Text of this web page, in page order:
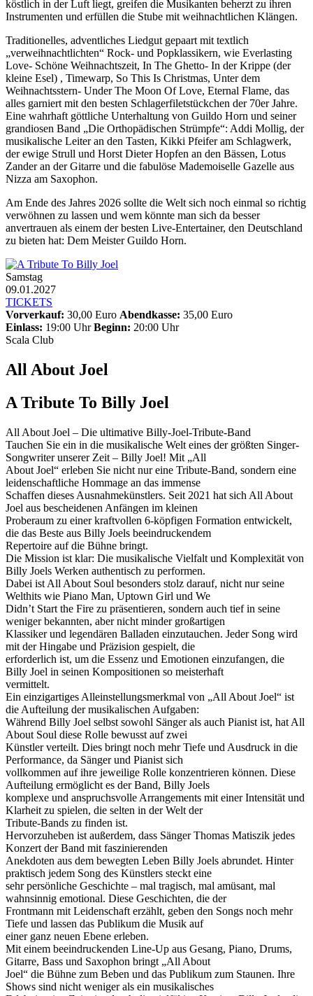
köstlich in der Luft liegt, greifen die Musikanten beherzt zu ihren
Instrumenten und erfüllen die Stube mit weihnachtlichen Klängen.
Traditionelles, adventliches Liedgut gepaart mit textlich
„verweihnachtlichten“ Rock- und Popklassikern, wie Everlasting
Love- Schöne Weihnachtszeit, In The Ghetto- In der Krippe (der
kleine Esel) , Timewarp, So This Is Christmas, Unter dem
Weihnachtsstern- Under The Moon Of Love, Eternal Flame, das
alles garniert mit den besten Schlagerfiletstückchen der 70er Jahre.
Eine wahrhaft göttliche Unterhaltung von Guildo Horn und seiner
grandiosen Band „Die Orthopädischen Strümpfe“: Addi Mollig, der
musikalische Leiter an den Tasten, Kikki Pfeifer am Schlagwerk,
der ewige Strull und Horst Dieter Hopfen an den Bässen, Lotus
Zander an der Gitarre und die fabulöse Mademoiselle Gazelle aus
Nizza am Saxophon.
Am Ende des Jahres 2026 sollte die Welt sich noch einmal so richtig
verwöhnen zu lassen und wem könnte man sich da besser
anvertrauen als einem der besten Live-Entertainer, den Deutschland
zu bieten hat: Dem Meister Guildo Horn.
Samstag
09.01.2027
TICKETS
Vorverkauf: 30,00 Euro Abendkasse: 35,00 Euro
Einlass: 19:00 UhrBeginn: 20:00 Uhr
Scala Club
All About Joel
A Tribute To Billy Joel
All About Joel – Die ultimative Billy-Joel-Tribute-Band
Tauchen Sie ein in die musikalische Welt eines der größten Singer-
Songwriter unserer Zeit – Billy Joel! Mit „All
About Joel“ erleben Sie nicht nur eine Tribute-Band, sondern eine
leidenschaftliche Hommage an das immense
Schaffen dieses Ausnahmekünstlers. Seit 2021 hat sich All About
Joel aus bescheidenen Anfängen im kleinen
Proberaum zu einer kraftvollen 6-köpfigen Formation entwickelt,
die das Beste aus Billy Joels beeindruckendem
Repertoire auf die Bühne bringt.
Die Mission ist klar: Die musikalische Vielfalt und Komplexität von
Billy Joels Werken authentisch zu performen.
Dabei ist All About Soul besonders stolz darauf, nicht nur seine
Welthits wie Piano Man, Uptown Girl und We
Didn’t Start the Fire zu präsentieren, sondern auch tief in seine
weniger bekannten, aber nicht minder großartigen
Klassiker und legendären Balladen einzutauchen. Jeder Song wird
mit der Hingabe und Präzision gespielt, die
erforderlich ist, um die Essenz und Emotionen einzufangen, die
Billy Joel in seinen Kompositionen so meisterhaft
vermittelt.
Ein einzigartiges Alleinstellungsmerkmal von „All About Joel“ ist
die Aufteilung der musikalischen Aufgaben:
Während Billy Joel selbst sowohl Sänger als auch Pianist ist, hat All
About Soul diese Rolle bewusst auf zwei
Künstler verteilt. Dies bringt noch mehr Tiefe und Ausdruck in die
Performance, da Sänger und Pianist sich
vollkommen auf ihre jeweilige Rolle konzentrieren können. Diese
Aufteilung ermöglicht es der Band, Billy Joels
komplexe und anspruchsvolle Arrangements mit einer Intensität und
Klarheit zu spielen, die selten in der Welt der
Tribute-Bands zu finden ist.
Hervorzuheben ist außerdem, dass Sänger Thomas Matiszik jedes
Konzert der Band mit faszinierenden
Anekdoten aus dem bewegten Leben Billy Joels abrundet. Hinter
praktisch jedem Song des Künstlers steckt eine
sehr persönliche Geschichte – mal tragisch, mal amüsant, mal
wahnsinnig emotional. Diese Geschichten, die der
Frontmann mit Leidenschaft erzählt, geben den Songs noch mehr
Tiefe und lassen das Publikum die Musik auf
einer ganz neuen Ebene erleben.
Mit einem beeindruckenden Line-Up aus Gesang, Piano, Drums,
Gitarre, Bass und Saxophon bringt „All About
Joel“ die Bühne zum Beben und das Publikum zum Staunen. Ihre
Shows sind nicht weniger als ein musikalisches